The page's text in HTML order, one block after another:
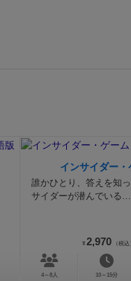
インサイダー・
誰かひとり、答えを知
サイダーが潜んでいる…
¥ 2,970 （税込
4～8人 10～15分